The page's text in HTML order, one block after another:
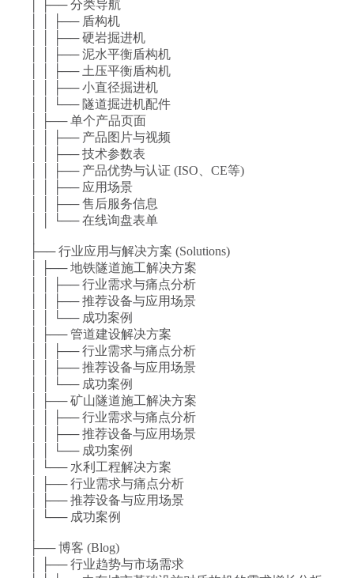
│ ├── 分类导航
│ │ ├── 盾构机
│ │ ├── 硬岩掘进机
│ │ ├── 泥水平衡盾构机
│ │ ├── 土压平衡盾构机
│ │ ├── 小直径掘进机
│ │ └── 隧道掘进机配件
│ ├── 单个产品页面
│ │ ├── 产品图片与视频
│ │ ├── 技术参数表
│ │ ├── 产品优势与认证 (ISO、CE等)
│ │ ├── 应用场景
│ │ ├── 售后服务信息
│ │ └── 在线询盘表单
├── 行业应用与解决方案 (Solutions)
│ ├── 地铁隧道施工解决方案
│ │ ├── 行业需求与痛点分析
│ │ ├── 推荐设备与应用场景
│ │ └── 成功案例
│ ├── 管道建设解决方案
│ │ ├── 行业需求与痛点分析
│ │ ├── 推荐设备与应用场景
│ │ └── 成功案例
│ ├── 矿山隧道施工解决方案
│ │ ├── 行业需求与痛点分析
│ │ ├── 推荐设备与应用场景
│ │ └── 成功案例
│ └── 水利工程解决方案
│ ├── 行业需求与痛点分析
│ ├── 推荐设备与应用场景
│ └── 成功案例
├── 博客 (Blog)
│ ├── 行业趋势与市场需求